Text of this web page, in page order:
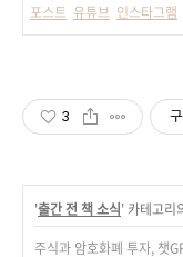
포스트 유튜브 인스타그램
3
'출간 전 책 소식' 카테고리
주식과 암호화폐 투자, 챗